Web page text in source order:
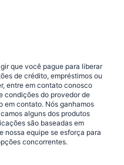
que você pague para liberar
de crédito, empréstimos ou
entre em contato conosco
condições do provedor de
em contato. Nós ganhamos
alguns dos produtos
são baseadas em
nossa equipe se esforça para
concorrentes.